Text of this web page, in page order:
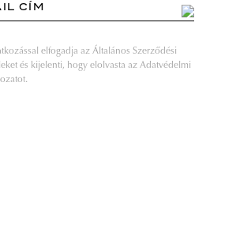
CÍM
elfogadja az Általános Szerződési
és kijelenti, hogy elolvasta az Adatvédelmi